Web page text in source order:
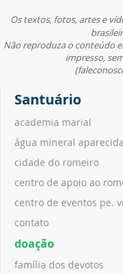
Os textos, fotos, artes e
Não reproduza o conteúdo
impresso,
Santuário
academia marial
água mineral aparecida
cidade do romeiro
centro de apoio ao
centro de eventos pe.
contato
doação
família dos devotos